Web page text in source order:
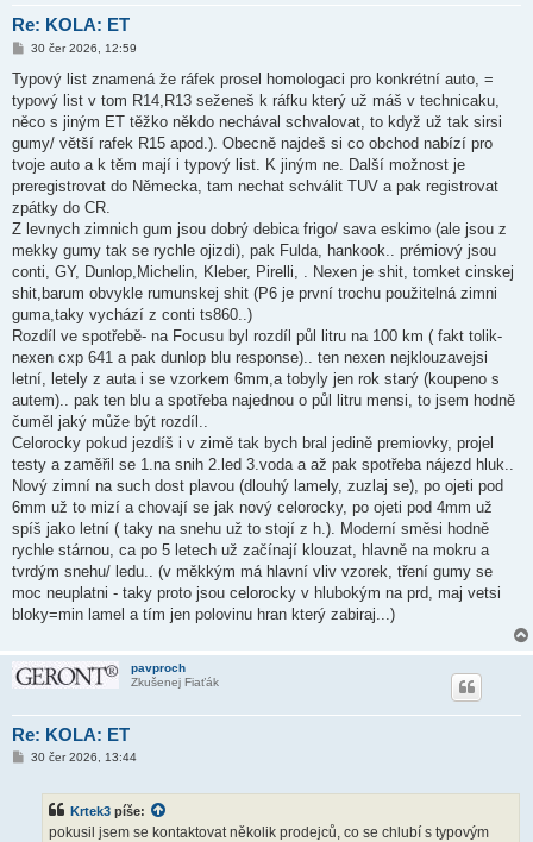
Re: KOLA: ET
P
í
s
p
ě
e
k
30 čer 2026, 12:59
Typový list znamená že ráfek prosel homologaci pro konkrétní auto, =
typový list v tom R14,R13 seženeš k ráfku který už máš v technicaku,
něco s jiným ET těžko někdo nechával schvalovat, to když už tak sirsi
gumy/ větší rafek R15 apod.). Obecně najdeš si co obchod nabízí pro
tvoje auto a k těm mají i typový list. K jiným ne. Další možnost je
preregistrovat do Německa, tam nechat schválit TUV a pak registrovat
zpátky do CR.
Z levnych zimnich gum jsou dobrý debica frigo/ sava eskimo (ale jsou z
mekky gumy tak se rychle ojizdi), pak Fulda, hankook.. prémiový jsou
conti, GY, Dunlop,Michelin, Kleber, Pirelli, . Nexen je shit, tomket cinskej
shit,barum obvykle rumunskej shit (P6 je první trochu použitelná zimni
guma,taky vychází z conti ts860..)
Rozdíl ve spotřebě- na Focusu byl rozdíl půl litru na 100 km ( fakt tolik-
nexen cxp 641 a pak dunlop blu response).. ten nexen nejklouzavejsi
letní, letely z auta i se vzorkem 6mm,a tobyly jen rok starý (koupeno s
autem).. pak ten blu a spotřeba najednou o půl litru mensi, to jsem hodně
čuměl jaký může být rozdíl..
Celorocky pokud jezdíš i v zimě tak bych bral jedině premiovky, projel
testy a zaměřil se 1.na snih 2.led 3.voda a až pak spotřeba nájezd hluk..
Nový zimní na such dost plavou (dlouhý lamely, zuzlaj se), po ojeti pod
6mm už to mizí a chovají se jak nový celorocky, po ojeti pod 4mm už
spíš jako letní ( taky na snehu už to stojí z h.). Moderní směsi hodně
rychle stárnou, ca po 5 letech už začínají klouzat, hlavně na mokru a
tvrdým snehu/ ledu.. (v měkkým má hlavní vliv vzorek, tření gumy se
moc neuplatni - taky proto jsou celorocky v hlubokým na prd, maj vetsi
bloky=min lamel a tím jen polovinu hran který zabiraj...)
pavproch
Zkušenej Fiaťák
Re: KOLA: ET
P30 čer 2026, 13:44
Krtek3 píše:
pokusil jsem se kontaktovat několik prodejců, co se chlubí s typovým